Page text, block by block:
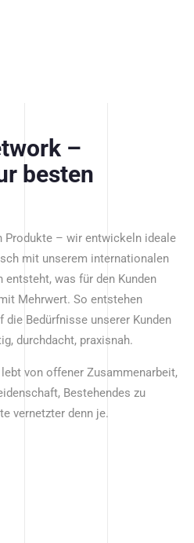
–
besten
– wir entwickeln ideale
mit unserem internationalen
entsteht, was für den Kunden
Mehrwert. So entstehen
die Bedürfnisse unserer Kunden
durchdacht, praxisnah.
von offener Zusammenarbeit,
Bestehendes zu
vernetzter denn je.